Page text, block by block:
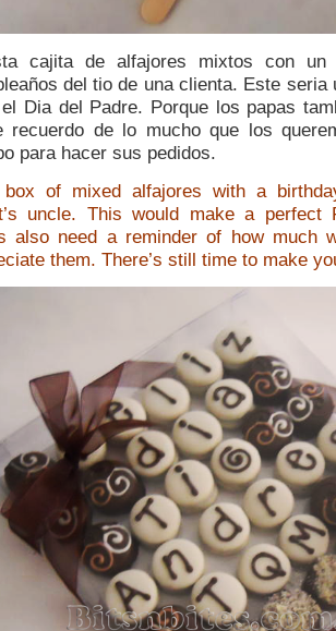
cajita de alfajores mixtos con un
del tio de una clienta. Este seria
Dia del Padre. Porque los papas
recuerdo de lo mucho que los
para hacer sus pedidos.
of mixed alfajores with a
uncle. This would make a perfect
also need a reminder of how much
them. There’s still time to make